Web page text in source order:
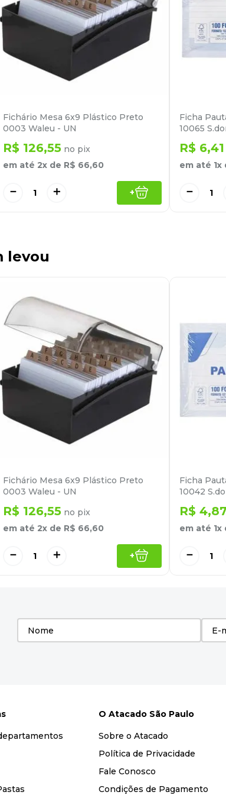
Fichário Mesa 6x9 Plástico Preto
0003 Waleu - UN
R$ 126,55 no pix
em até 2x de R$ 66,60
＋
－ +
Ficha
10065
R$ 6,41
em até 1x
－
levou
Fichário Mesa 6x9 Plástico Preto
0003 Waleu - UN
R$ 126,55 no pix
em até 2x de R$ 66,60
＋
－ +
Ficha
10042
R$ 4,87
em até 1x
－
O Atacado São Paulo
Sobre o Atacado
Política de Privacidade
Fale Conosco
Condições de Pagamento